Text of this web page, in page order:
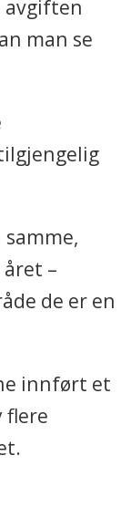
avgiften
man se
–
de er en
innført et
flere